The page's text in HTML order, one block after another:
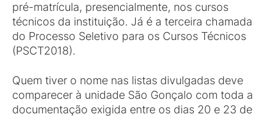
pré-matrícula, presencialmente, nos cursos
técnicos da instituição. Já é a terceira chamada
do Processo Seletivo para os Cursos Técnicos
(PSCT2018).
Quem tiver o nome nas listas divulgadas deve
comparecer à unidade São Gonçalo com toda a
documentação exigida entre os dias 20 e 23 de